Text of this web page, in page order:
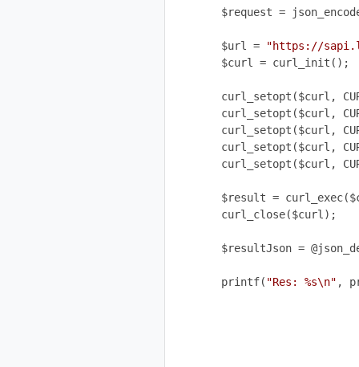
$request =
$url =
"https://
$curl = curl_init();
curl_setopt($curl,
curl_setopt($curl,
curl_setopt($curl,
curl_setopt($curl,
curl_setopt($curl,
$result =
curl_close($curl);
$resultJson =
printf( "Res: %s\n" ,